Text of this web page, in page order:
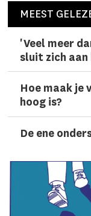
MEEST
'Veel meer
sluit zich aan
Hoe maak je
hoog is?
De ene